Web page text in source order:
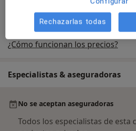
¿Cómo funcionan los precios?
Especialistas & aseguradoras
No se aceptan aseguradoras
Todos los especialistas de esta
Rechazarlas todas